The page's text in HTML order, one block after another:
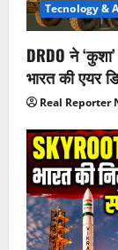
Tecnology &
DRDO ने
भारत की एयर
Real Reporter